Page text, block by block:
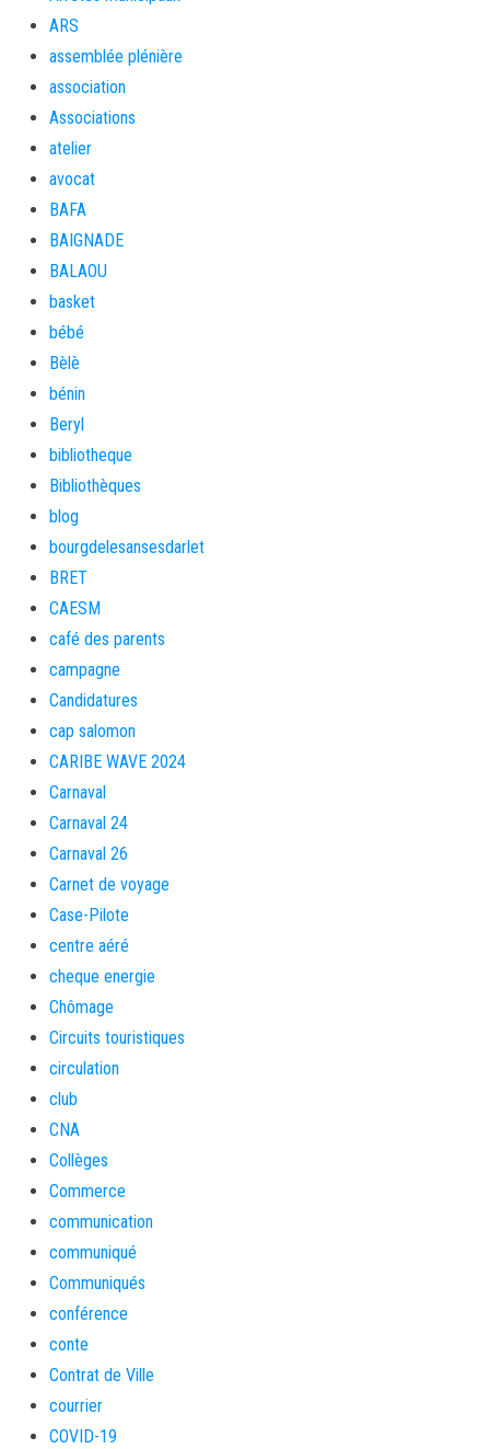
ARS
assemblée plénière
association
Associations
atelier
avocat
BAFA
BAIGNADE
BALAOU
basket
bébé
Bèlè
bénin
Beryl
bibliotheque
Bibliothèques
blog
bourgdelesansesdarlet
BRET
CAESM
café des parents
campagne
Candidatures
cap salomon
CARIBE WAVE 2024
Carnaval
Carnaval 24
Carnaval 26
Carnet de voyage
Case-Pilote
centre aéré
cheque energie
Chômage
Circuits touristiques
circulation
club
CNA
Collèges
Commerce
communication
communiqué
Communiqués
conférence
conte
Contrat de Ville
courrier
COVID-19